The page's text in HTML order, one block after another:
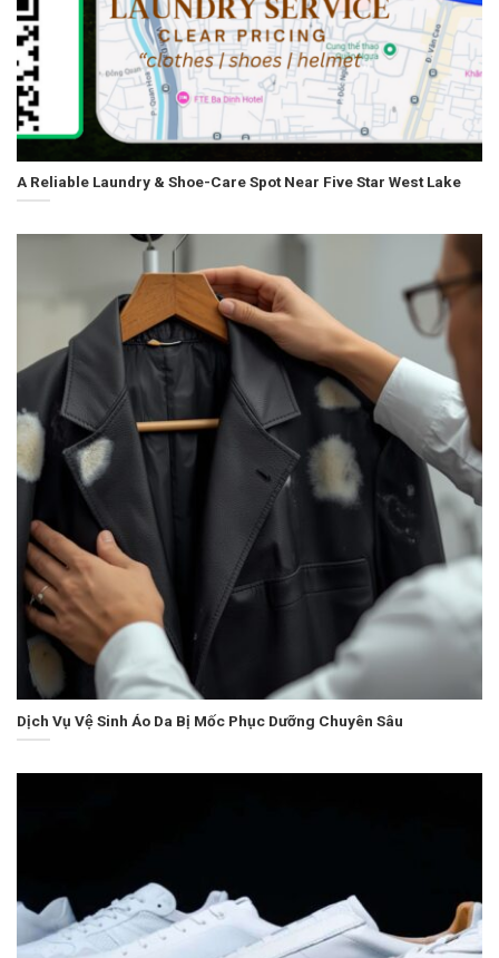
A Reliable Laundry & Shoe-Care Spot Near Five Star West Lake
Dịch Vụ Vệ Sinh Áo Da Bị Mốc Phục Dưỡng Chuyên Sâu